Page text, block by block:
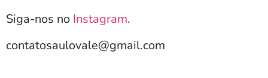
Siga-nos no Instagram.
contatosaulovale@gmail.com